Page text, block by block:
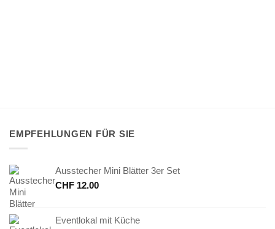
EMPFEHLUNGEN FÜR SIE
Ausstecher Mini Blätter 3er Set
CHF 12.00
Eventlokal mit Küche